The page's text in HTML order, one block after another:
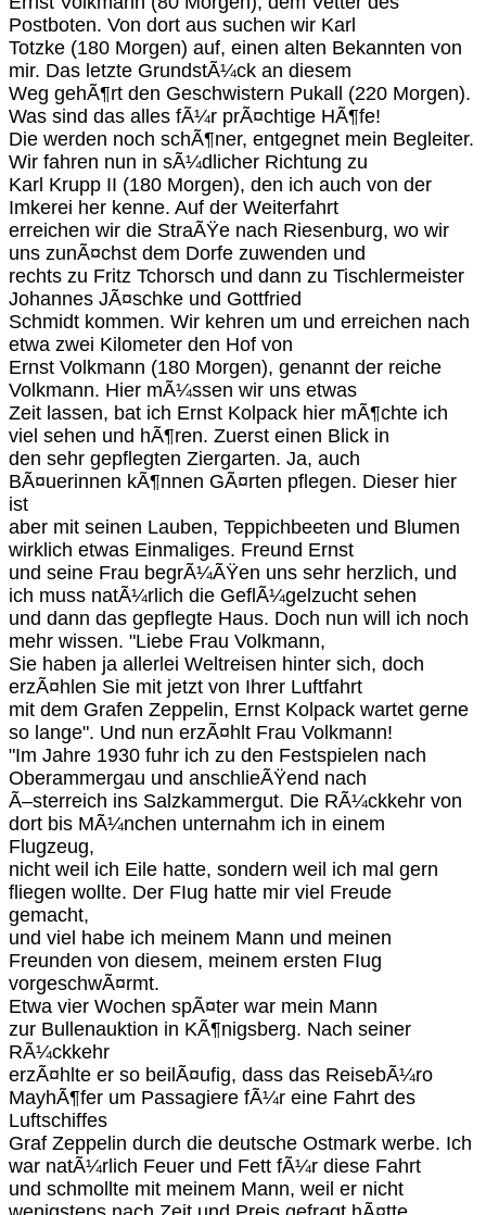
Postboten. Von dort aus suchen wir Karl
Totzke (180 Morgen) auf, einen alten Bekannten von
mir. Das letzte GrundstÃ¼ck an diesem
Weg gehÃ¶rt den Geschwistern Pukall (220 Morgen).
Was sind das alles fÃ¼r prÃ¤chtige HÃ¶fe!
Die werden noch schÃ¶ner, entgegnet mein Begleiter.
Wir fahren nun in sÃ¼dlicher Richtung zu
Karl Krupp II (180 Morgen), den ich auch von der
Imkerei her kenne. Auf der Weiterfahrt
erreichen wir die StraÃŸe nach Riesenburg, wo wir
uns zunÃ¤chst dem Dorfe zuwenden und
rechts zu Fritz Tchorsch und dann zu Tischlermeister
Johannes JÃ¤schke und Gottfried
Schmidt kommen. Wir kehren um und erreichen nach
etwa zwei Kilometer den Hof von
Ernst Volkmann (180 Morgen), genannt der reiche
Volkmann. Hier mÃ¼ssen wir uns etwas
Zeit lassen, bat ich Ernst Kolpack hier mÃ¶chte ich
viel sehen und hÃ¶ren. Zuerst einen Blick in
den sehr gepflegten Ziergarten. Ja, auch
BÃ¤uerinnen kÃ¶nnen GÃ¤rten pflegen. Dieser hier
ist
aber mit seinen Lauben, Teppichbeeten und Blumen
wirklich etwas Einmaliges. Freund Ernst
und seine Frau begrÃ¼ÃŸen uns sehr herzlich, und
ich muss natÃ¼rlich die GeflÃ¼gelzucht sehen
und dann das gepflegte Haus. Doch nun will ich noch
mehr wissen. "Liebe Frau Volkmann,
Sie haben ja allerlei Weltreisen hinter sich, doch
erzÃ¤hlen Sie mit jetzt von Ihrer Luftfahrt
mit dem Grafen Zeppelin, Ernst Kolpack wartet gerne
so lange". Und nun erzÃ¤hlt Frau Volkmann!
"Im Jahre 1930 fuhr ich zu den Festspielen nach
Oberammergau und anschlieÃŸend nach
Ã–sterreich ins Salzkammergut. Die RÃ¼ckkehr von
dort bis MÃ¼nchen unternahm ich in einem
Flugzeug,
nicht weil ich Eile hatte, sondern weil ich mal gern
fliegen wollte. Der FIug hatte mir viel Freude
gemacht,
und viel habe ich meinem Mann und meinen
Freunden von diesem, meinem ersten FIug
vorgeschwÃ¤rmt.
Etwa vier Wochen spÃ¤ter war mein Mann
zur Bullenauktion in KÃ¶nigsberg. Nach seiner
RÃ¼ckkehr
erzÃ¤hlte er so beilÃ¤ufig, dass das ReisebÃ¼ro
MayhÃ¶fer um Passagiere fÃ¼r eine Fahrt des
Luftschiffes
Graf Zeppelin durch die deutsche Ostmark werbe. Ich
war natÃ¼rlich Feuer und Fett fÃ¼r diese Fahrt
und schmollte mit meinem Mann, weil er nicht